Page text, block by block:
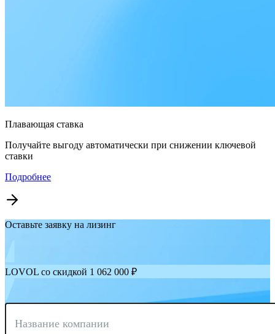
Плавающая ставка
Получайте выгоду автоматически при снижении ключевой
ставки
Подробнее
Оставьте заявку на лизинг
LOVOL со скидкой 1 062 000 ₽
Название компании